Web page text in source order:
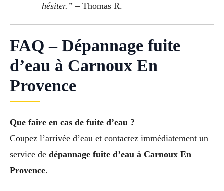
hésiter.” – Thomas R.
FAQ – Dépannage fuite
d’eau à Carnoux En
Provence
Que faire en cas de fuite d’eau ?
Coupez l’arrivée d’eau et contactez immédiatement un
service de dépannage fuite d’eau à Carnoux En
Provence.